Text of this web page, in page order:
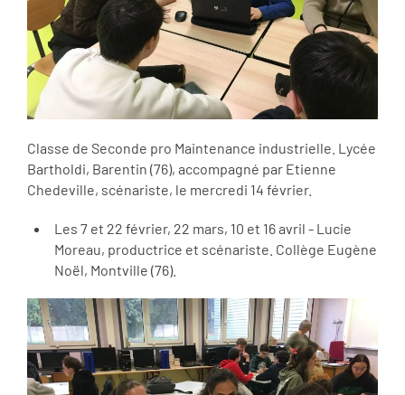
Classe de Seconde pro Maintenance industrielle. Lycée
Bartholdi, Barentin (76), accompagné par Etienne
Chedeville, scénariste, le mercredi 14 février.
Les 7 et 22 février, 22 mars, 10 et 16 avril - Lucie
Moreau, productrice et scénariste. Collège Eugène
Noël, Montville (76).